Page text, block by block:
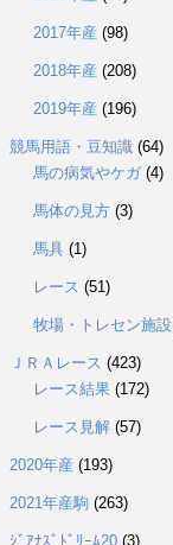
2017年産 (98)
2018年産 (208)
2019年産 (196)
競馬用語・豆知識 (64)
馬の病気やケガ (4)
馬体の見方 (3)
馬具 (1)
レース (51)
牧場・トレセン施設
ＪＲＡレース (423)
レース結果 (172)
レース見解 (57)
2020年産 (193)
2021年産駒 (263)
ｼﾞｱﾅｽﾞﾄﾞﾘｰﾑ20 (3)